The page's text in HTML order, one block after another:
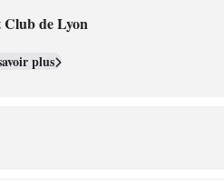
Club de Lyon
plus